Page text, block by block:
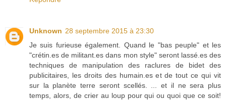
Unknown 28 septembre 2015 à 23:30
Je suis furieuse également. Quand le "bas peuple" et les
"crétin.es de militant.es dans mon style" seront lassé.es des
techniques de manipulation des raclures de bidet des
publicitaires, les droits des humain.es et de tout ce qui vit
sur la planète terre seront scellés. ... et il ne sera plus
temps, alors, de crier au loup pour qui ou quoi que ce soit!